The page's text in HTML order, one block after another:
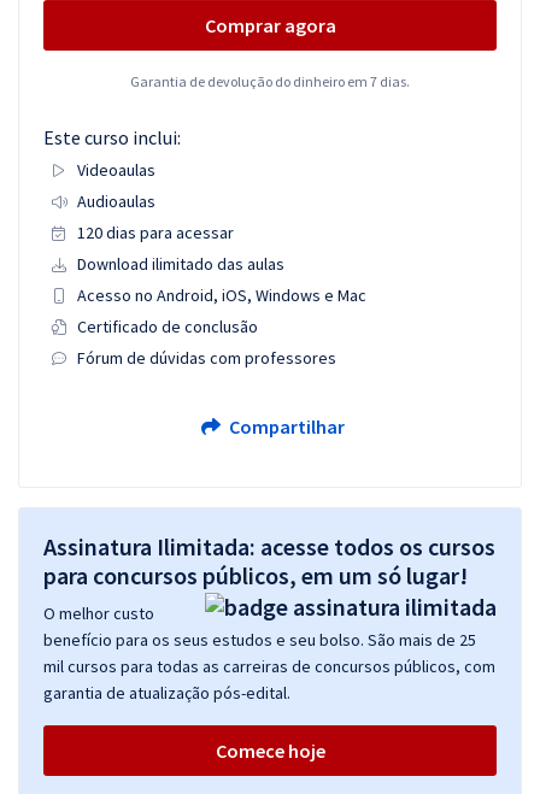
Comprar agora
Garantia de devolução do dinheiro em 7 dias.
Este curso inclui:
Videoaulas
Audioaulas
120 dias para acessar
Download ilimitado das aulas
Acesso no Android, iOS, Windows e Mac
Certificado de conclusão
Fórum de dúvidas com professores
Compartilhar
Assinatura Ilimitada: acesse todos os cursos
para concursos públicos, em um só lugar!
O melhor custo
benefício para os seus estudos e seu bolso. São mais de 25
mil cursos para todas as carreiras de concursos públicos, com
garantia de atualização pós-edital.
Comece hoje